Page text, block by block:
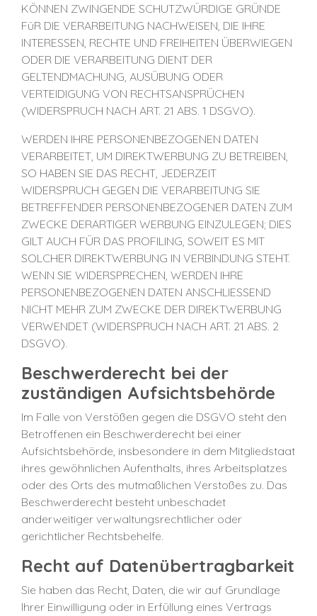
KÖNNEN ZWINGENDE SCHUTZWÜRDIGE GRÜNDE
FüR DIE VERARBEITUNG NACHWEISEN, DIE IHRE
INTERESSEN, RECHTE UND FREIHEITEN ÜBERWIEGEN
ODER DIE VERARBEITUNG DIENT DER
GELTENDMACHUNG, AUSÜBUNG ODER
VERTEIDIGUNG VON RECHTSANSPRÜCHEN
(WIDERSPRUCH NACH ART. 21 ABS. 1 DSGVO).
WERDEN IHRE PERSONENBEZOGENEN DATEN
VERARBEITET, UM DIREKTWERBUNG ZU BETREIBEN,
SO HABEN SIE DAS RECHT, JEDERZEIT
WIDERSPRUCH GEGEN DIE VERARBEITUNG SIE
BETREFFENDER PERSONENBEZOGENER DATEN ZUM
ZWECKE DERARTIGER WERBUNG EINZULEGEN; DIES
GILT AUCH FÜR DAS PROFILING, SOWEIT ES MIT
SOLCHER DIREKTWERBUNG IN VERBINDUNG STEHT.
WENN SIE WIDERSPRECHEN, WERDEN IHRE
PERSONENBEZOGENEN DATEN ANSCHLIESSEND
NICHT MEHR ZUM ZWECKE DER DIREKTWERBUNG
VERWENDET (WIDERSPRUCH NACH ART. 21 ABS. 2
DSGVO).
Beschwerderecht bei der
zuständigen Aufsichtsbehörde
Im Falle von Verstößen gegen die DSGVO steht den
Betroffenen ein Beschwerderecht bei einer
Aufsichtsbehörde, insbesondere in dem Mitgliedstaat
ihres gewöhnlichen Aufenthalts, ihres Arbeitsplatzes
oder des Orts des mutmaßlichen Verstoßes zu. Das
Beschwerderecht besteht unbeschadet
anderweitiger verwaltungsrechtlicher oder
gerichtlicher Rechtsbehelfe.
Recht auf Datenübertragbarkeit
Sie haben das Recht, Daten, die wir auf Grundlage
Ihrer Einwilligung oder in Erfüllung eines Vertrags